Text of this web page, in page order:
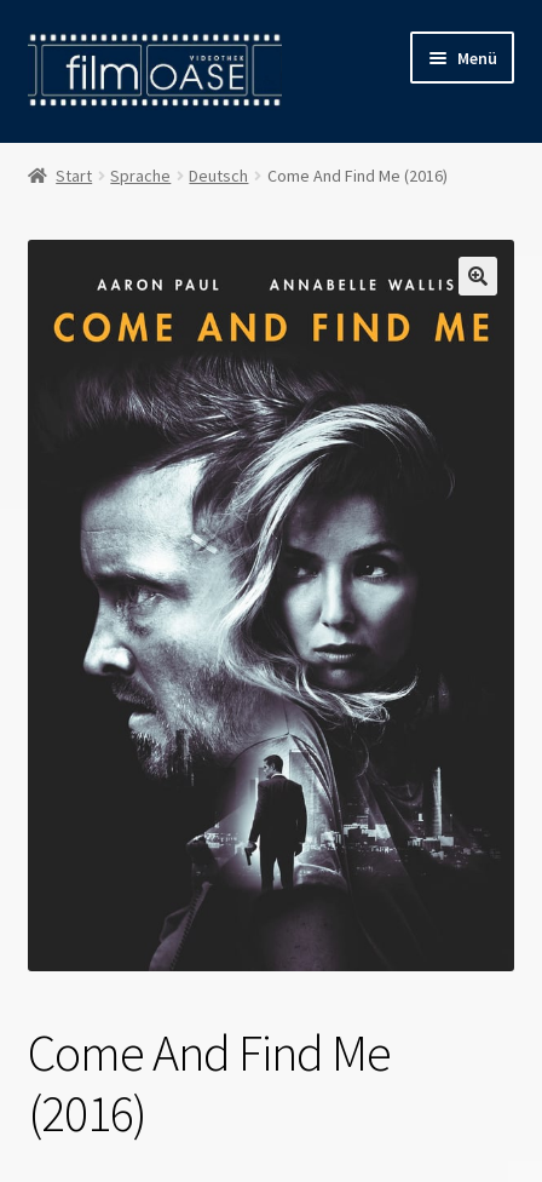
Zur
Navigation
springen
Zum
Inhalt
springen
Menü
Willkommen
Preise
Kontakt
Start Sprache Deutsch Come And Find Me (2016)
Come And Find Me
(2016)